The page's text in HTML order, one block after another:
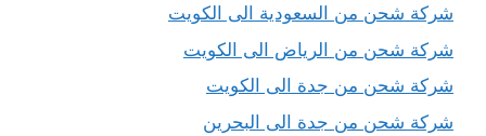
شركة شحن من السعودية الى الكويت
شركة شحن من الرياض الى الكويت
شركة شحن من جدة الى الكويت
شركة شحن من جدة الى البحرين